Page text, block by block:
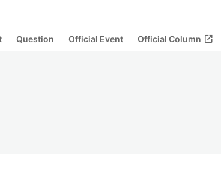
Question Official Event Official Column open_in_new